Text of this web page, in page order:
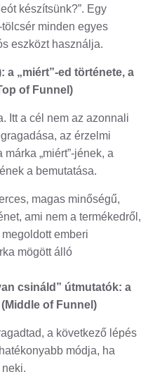
készítsünk?”. Egy
minden egyes
eszközt használja.
a „miért”-ed története, a
of Funnel)
Itt a cél nem az azonnali
az érzelmi
„miért”-jének, a
a bemutatása.
magas minőségű,
ami nem a termékedről,
emberi
mögött álló
csináld” útmutatók: a
of Funnel)
a következő lépés
módja, ha